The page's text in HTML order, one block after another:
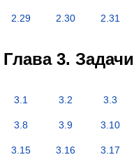
2.29 2.30 2.31
Глава 3. Задачи
3.1 3.2 3.3
3.8 3.9 3.10
3.15 3.16 3.17